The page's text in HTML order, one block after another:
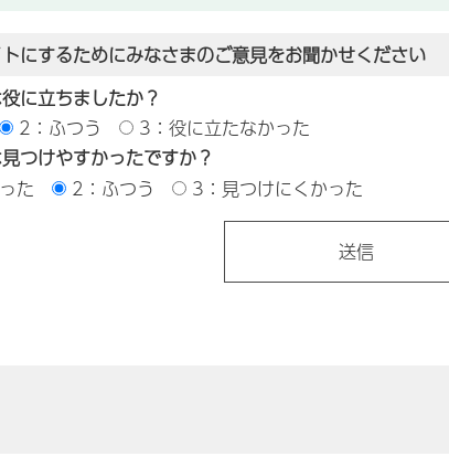
にするためにみなさまのご意見をお聞かせください
に立ちましたか？
2：ふつう
3：役に立たなかった
つけやすかったですか？
た
2：ふつう 3：見つけにくかった